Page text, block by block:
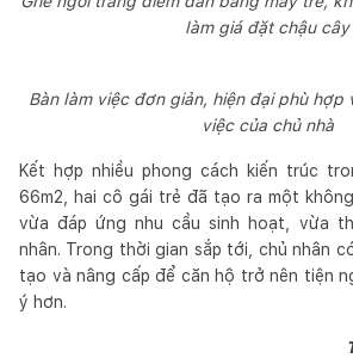
làm giá đặt chậu cây
Bàn làm việc đơn giản, hiện đại phù hợp
việc của chủ nhà
Kết hợp nhiều phong cách kiến trúc
66m2, hai cô gái trẻ đã tạo ra một
vừa đáp ứng nhu cầu sinh hoạt, vừa
nhân. Trong thời gian sắp tới, chủ nhân
tạo và nâng cấp để căn hộ trở nên tiện
ý hơn.